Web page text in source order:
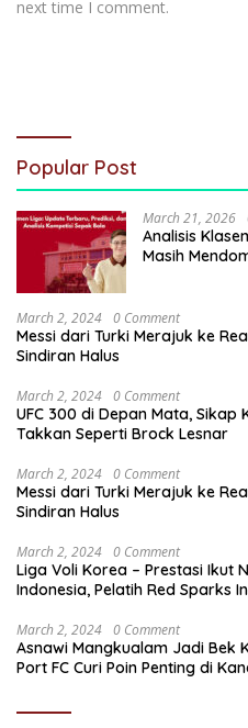
next time I comment.
Popular Post
March 21, 2026
Analisis
Masih
March 2, 2024 0 Comment
Messi dari Turki Merajuk ke
Sindiran Halus
March 2, 2024 0 Comment
UFC 300 di Depan Mata,
Takkan Seperti Brock Lesnar
March 2, 2024 0 Comment
Messi dari Turki Merajuk ke
Sindiran Halus
March 2, 2024 0 Comment
Liga Voli Korea – Prestasi Ikut
Indonesia, Pelatih Red Sparks
March 2, 2024 0 Comment
Asnawi Mangkualam Jadi Bek
Port FC Curi Poin Penting di